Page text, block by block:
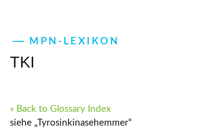
MPN-LEXIKON
TKI
« Back to Glossary Index
siehe „Tyrosinkinasehemmer“